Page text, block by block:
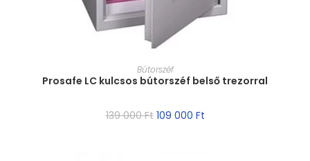
MÉRET VÁLASZTÁSA
Bútorszéf
Prosafe LC kulcsos bútorszéf belső trezorral
139 000Ft 109 000 Ft